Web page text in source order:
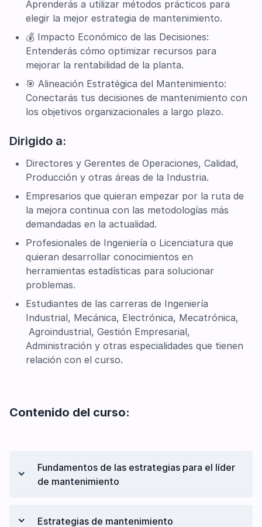
Aprenderás a utilizar métodos prácticos para
elegir la mejor estrategia de mantenimiento.
💰 Impacto Económico de las Decisiones:
Entenderás cómo optimizar recursos para
mejorar la rentabilidad de la planta.
🎯 Alineación Estratégica del Mantenimiento:
Conectarás tus decisiones de mantenimiento con
los objetivos organizacionales a largo plazo.
Dirigido a:
Directores y Gerentes de Operaciones, Calidad,
Producción y otras áreas de la Industria.
Empresarios que quieran empezar por la ruta de
la mejora continua con las metodologías más
demandadas en la actualidad.
Profesionales de Ingeniería o Licenciatura que
quieran desarrollar conocimientos en
herramientas estadísticas para solucionar
problemas.
Estudiantes de las carreras de Ingeniería
Industrial, Mecánica, Electrónica, Mecatrónica,
Agroindustrial, Gestión Empresarial,
Administración y otras especialidades que tienen
relación con el curso.
Contenido del curso:
Fundamentos de las estrategias para el líder
de mantenimiento
Estrategias de mantenimiento